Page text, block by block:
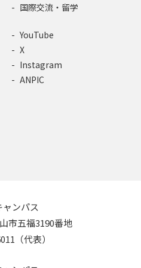
国際交流・留学
YouTube
X
Instagram
ANPIC
ャンパス
市五福3190番地
（代表）